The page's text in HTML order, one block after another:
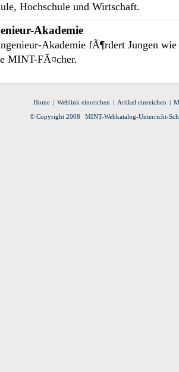
Hochschule und Wirtschaft.
Akademie
Akademie fÃ¶rdert Jungen
MINT-FÃ¤cher.
Home | Weblink einreichen | Artikel einreichen |
© Copyright 2008
MINT-Webkatalog-Unterricht-